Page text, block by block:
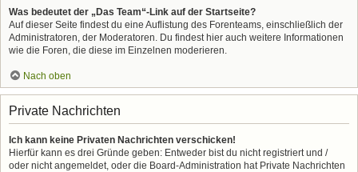
Was bedeutet der „Das Team“-Link auf der Startseite?
Auf dieser Seite findest du eine Auflistung des Forenteams, einschließlich der
Administratoren, der Moderatoren. Du findest hier auch weitere Informationen
wie die Foren, die diese im Einzelnen moderieren.
Nach oben
Private Nachrichten
Ich kann keine Privaten Nachrichten verschicken!
Hierfür kann es drei Gründe geben: Entweder bist du nicht registriert und /
oder nicht angemeldet, oder die Board-Administration hat Private Nachrichten